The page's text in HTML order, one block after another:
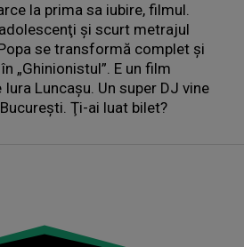
la prima sa iubire, filmul.
şi scurt metrajul
se transformă complet şi
„Ghinionistul”. E un film
Luncaşu. Un super DJ vine
Ţi-ai luat bilet?